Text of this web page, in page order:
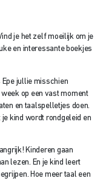
je het zelf moeilijk om je
en interessante boekjes
Epe jullie misschien
op een vast moment
en taalspelletjes doen.
kind wordt rondgeleid en
Kinderen gaan
lezen. En je kind leert
Hoe meer taal een